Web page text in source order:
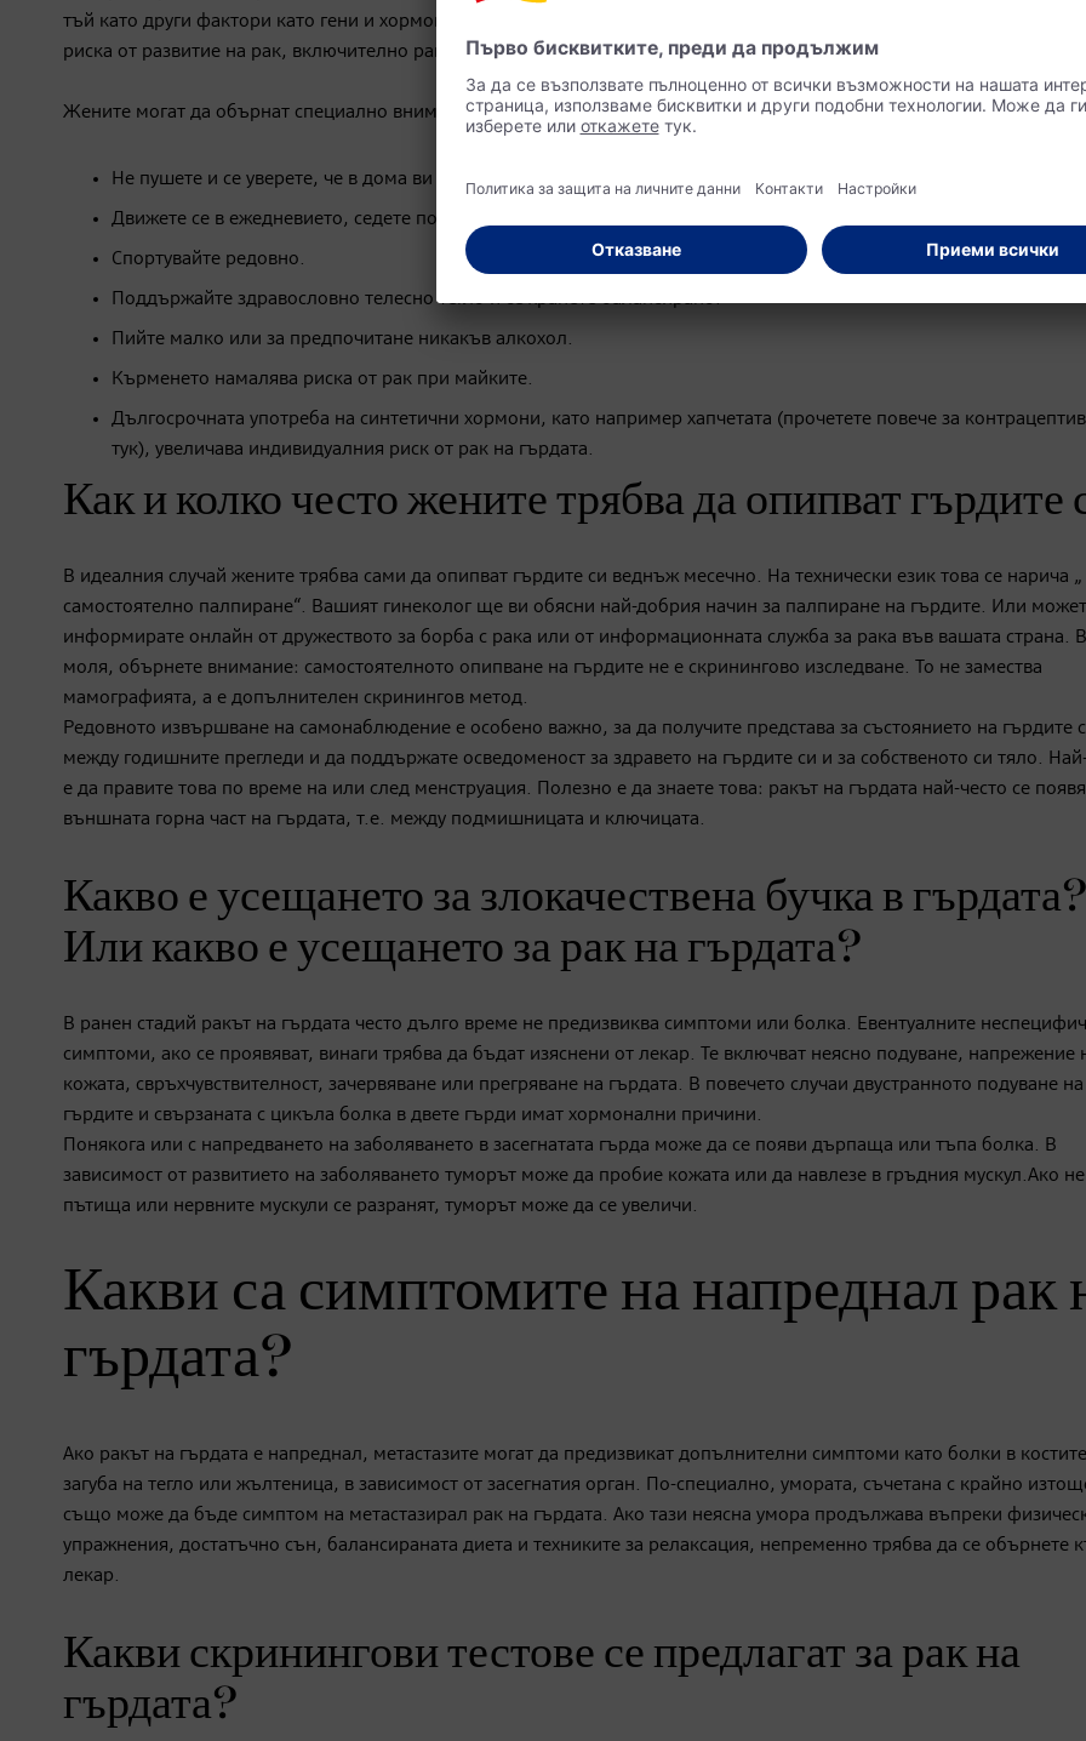
тъй като други фактори като гени и хормони също играят роля. Въпреки това здравословният начин на живот
риска от развитие на рак, включително рак на гърдата, дотолкова, доколкото можете да повлияете сами.
Жените могат да обърнат специално внимание на това, за да намалят до минимум риска от рак на гърдата:
Не пушете и се уверете, че в дома ви не се пуши.
Движете се в ежедневието, седете по-малко, ако е възможно.
Спортувайте редовно.
Поддържайте здравословно телесно тегло и се хранете балансирано.
Пийте малко или за предпочитане никакъв алкохол.
Кърменето намалява риска от рак при майките.
Дългосрочната употреба на синтетични хормони, като например хапчетата (прочетете повече за
тук), увеличава индивидуалния риск от рак на гърдата.
Как и колко често жените трябва да опипват гърдите
В идеалния случай жените трябва сами да опипват гърдите си веднъж месечно. На технически език това се нарича „
самостоятелно палпиране“. Вашият гинеколог ще ви обясни най-добрия начин за палпиране на гърдите. Или
информирате онлайн от дружеството за борба с рака или от информационната служба за рака във вашата страна.
моля, обърнете внимание: самостоятелното опипване на гърдите не е скринингово изследване. То не замества
мамографията, а е допълнителен скринингов метод.
Редовното извършване на самонаблюдение е особено важно, за да получите представа за състоянието на гърдите
между годишните прегледи и да поддържате осведоменост за здравето на гърдите си и за собственото си тяло.
е да правите това по време на или след менструация. Полезно е да знаете това: ракът на гърдата най-често се
външната горна част на гърдата, т.е. между подмишницата и ключицата.
Какво е усещането за злокачествена бучка в гърдата?
Или какво е усещането за рак на гърдата?
В ранен стадий ракът на гърдата често дълго време не предизвиква симптоми или болка. Евентуалните
симптоми, ако се проявяват, винаги трябва да бъдат изяснени от лекар. Те включват неясно подуване, напрежение
кожата, свръхчувствителност, зачервяване или прегряване на гърдата. В повечето случаи двустранното подуване на
гърдите и свързаната с цикъла болка в двете гърди имат хормонални причини.
Понякога или с напредването на заболяването в засегнатата гърда може да се появи дърпаща или тъпа болка. В
зависимост от развитието на заболяването туморът може да пробие кожата или да навлезе в гръдния мускул.Ако
пътища или нервните мускули се разранят, туморът може да се увеличи.
Какви са симптомите на напреднал рак
гърдата?
Ако ракът на гърдата е напреднал, метастазите могат да предизвикат допълнителни симптоми като болки в
загуба на тегло или жълтеница, в зависимост от засегнатия орган. По-специално, умората, съчетана с крайно
също може да бъде симптом на метастазирал рак на гърдата. Ако тази неясна умора продължава въпреки
упражнения, достатъчно сън, балансираната диета и техниките за релаксация, непременно трябва да се обърнете
лекар.
Какви скринингови тестове се предлагат за рак на
гърдата?